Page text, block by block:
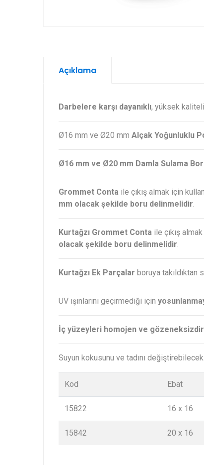
Açıklama
Darbelere karşı dayanıklı, yüksek
Ø16 mm ve Ø20 mm Alçak Yoğunluklu
Ø16 mm ve Ø20 mm Damla Sulama
Grommet Conta ile çıkış almak için
mm olacak şekilde boru delinmelidir.
Kurtağzı Grommet Conta ile çıkış
olacak şekilde boru delinmelidir.
Kurtağzı Ek Parçalar boruya takıldıktan
UV ışınlarını geçirmediği için
İç yüzeyleri homojen ve gözeneksizdir
Suyun kokusunu ve tadını
Kod Ebat
15822 16 x 16
15842 20 x 16